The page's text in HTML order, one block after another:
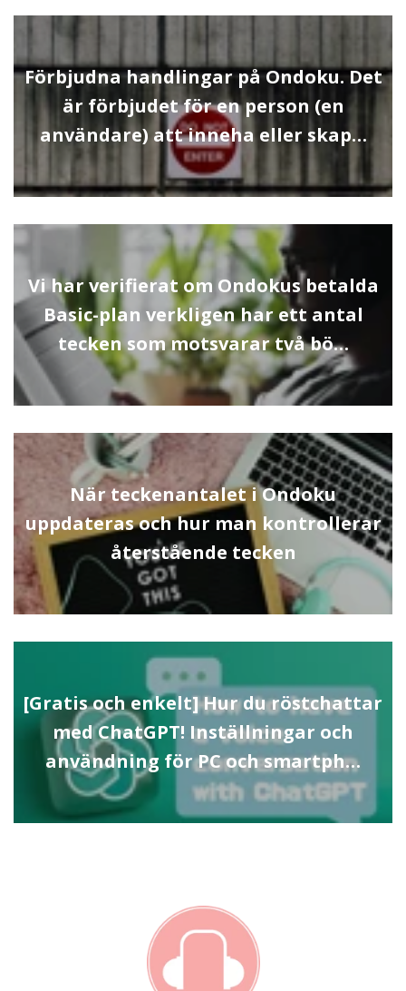
Förbjudna handlingar på Ondoku. Det
är förbjudet för en person (en
användare) att inneha eller skap…
Vi har verifierat om Ondokus betalda
Basic-plan verkligen har ett antal
tecken som motsvarar två bö…
När teckenantalet i Ondoku
uppdateras och hur man kontrollerar
återstående tecken
[Gratis och enkelt] Hur du röstchattar
med ChatGPT! Inställningar och
användning för PC och smartph…